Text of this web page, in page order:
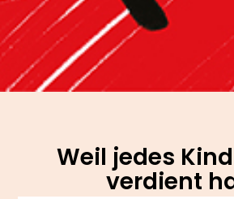
Weil jedes
verdient